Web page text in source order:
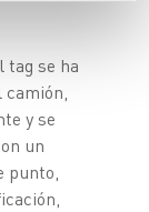
tag se ha
y se
un
punto,